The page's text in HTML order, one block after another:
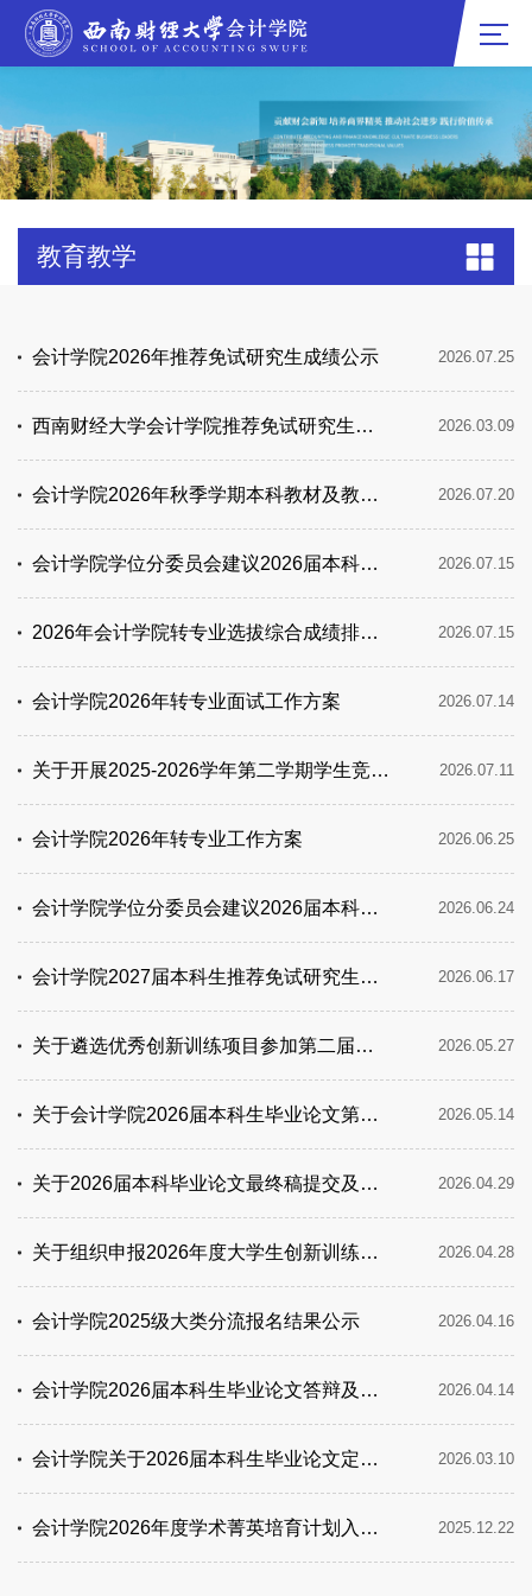
教育教学
会计学院2026年推荐免试研究生成绩公示 2026.07.25
西南财经大学会计学院推荐免试研究生工作实施细则 2026.03.09
会计学院2026年秋季学期本科教材及教学资料选用情况公示 2026.07.20
会计学院学位分委员会建议2026届本科生第三批授位情况公示 2026.07.15
2026年会计学院转专业选拔综合成绩排名及拟录取情况公示 2026.07.15
会计学院2026年转专业面试工作方案 2026.07.14
关于开展2025-2026学年第二学期学生竞赛获奖学分及成绩认定工作的通知 2026.07.11
会计学院2026年转专业工作方案 2026.06.25
会计学院学位分委员会建议2026届本科生第二批授位情况公示 2026.06.24
会计学院2027届本科生推荐免试研究生报名及有关事项通知 2026.06.17
关于遴选优秀创新训练项目参加第二届四川省大学生创新年会的通知 2026.05.27
关于会计学院2026届本科生毕业论文第二次答辩及相关事宜的通知 2026.05.14
关于2026届本科毕业论文最终稿提交及毕业实习、名著阅读成绩登记工作的通知 2026.04.29
关于组织申报2026年度大学生创新训练计划项目的通知 2026.04.28
会计学院2025级大类分流报名结果公示 2026.04.16
会计学院2026届本科生毕业论文答辩及第二轮定稿的通知 2026.04.14
会计学院关于2026届本科生毕业论文定稿提交的通知 2026.03.10
会计学院2026年度学术菁英培育计划入选名单公示 2025.12.22